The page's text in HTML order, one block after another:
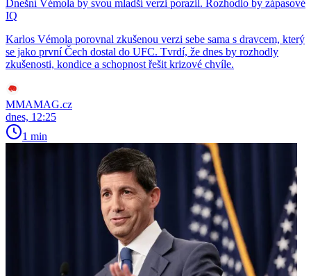
Dnešní Vémola by svou mladší verzi porazil. Rozhodlo by zápasové
IQ
Karlos Vémola porovnal zkušenou verzi sebe sama s dravcem, který
se jako první Čech dostal do UFC. Tvrdí, že dnes by rozhodly
zkušenosti, kondice a schopnost řešit krizové chvíle.
MMAMAG.cz
dnes, 12:25
1 min